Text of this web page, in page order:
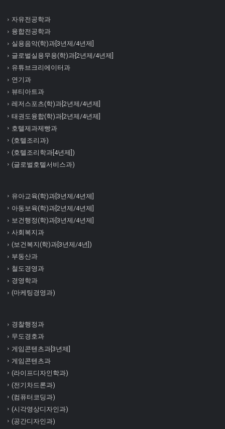
자유전공학과
융합전공학과
실용음악(학)과[3년제/4년제]
글로벌실용무용(학)과[2년제/4년제]
유튜브크리에이터과
연기과
뷰티아트과
레저스포츠(학)과[2년제/4년제]
태권도융합(학)과[2년제/4년제]
호텔제과제빵과
(호텔조리과)
(호텔조리학과[4년제])
(글로벌호텔서비스과)
유아교육(학)과[3년제/4년제]
아동보육(학)과[2년제/4년제]
보건행정(학)과[3년제/4년제]
사회복지과
(보건복지(학)과[3년제/4년])
부동산과
철도경영과
경영학과
(마케팅경영과)
경찰행정과
무도경호과
게임콘텐츠과[3년제]
게임콘텐츠과
(라이프디자인학과)
(전기차드론과)
(컴퓨터코딩과)
(시각영상디자인과)
(공간디자인과)